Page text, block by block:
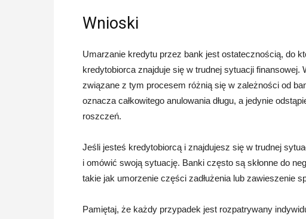
Wnioski
Umarzanie kredytu przez bank jest ostatecznością, do
kredytobiorca znajduje się w trudnej sytuacji
związane z tym procesem różnią się w zależności od
oznacza całkowitego anulowania długu, a jedynie
roszczeń.
Jeśli jesteś kredytobiorcą i znajdujesz się w trudnej
i omówić swoją sytuację. Banki często są skłonne do
takie jak umorzenie części zadłużenia lub zawieszenie
Pamiętaj, że każdy przypadek jest rozpatrywany